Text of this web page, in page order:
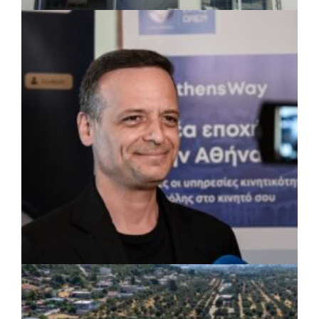
ΤΟΠΙΚΗ ΑΥΤΟΔΙΟΙΚΗΣΗ 07/08/2026 · 17:45
Δήμος Πετρούπολης: Εργασίες
συντήρησης σε σχολεία και αθλητικές
εγκαταστάσεις
ΡΕΠΟΡΤΑΖ | 07/08/2026 · 17:27
Ο Δούκας για έργα, καθαριότητα και τη
μάχη των επόμενων εκλογών: «Η καλύτερη